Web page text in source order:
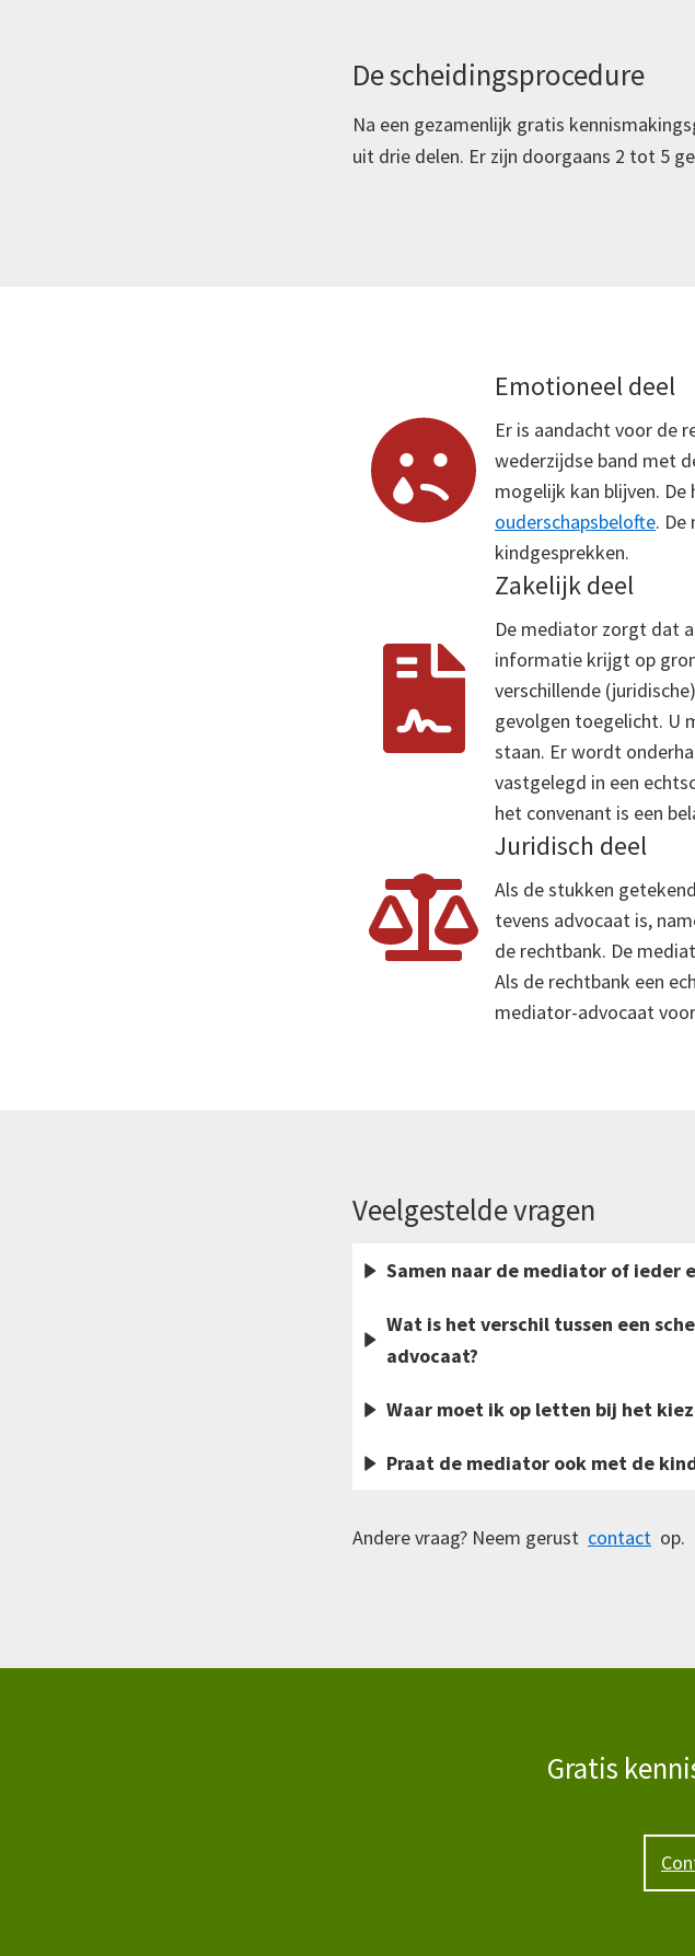
De scheidingsprocedure
Na een gezamenlijk gratis
uit drie delen. Er zijn doorgaans 2 tot 5
Emotioneel deel
Er is aandacht voor de
wederzijdse band met
mogelijk kan blijven.
ouderschapsbelofte.
kindgesprekken.
Zakelijk deel
De mediator zorgt dat
informatie krijgt op
verschillende
gevolgen toegelicht. U
staan. Er wordt
vastgelegd in een
het convenant is een
Juridisch deel
Als de stukken
tevens advocaat is,
de rechtbank. De
Als de rechtbank een
mediator-advocaat
Veelgestelde vragen
Samen naar de mediator of ieder
Wat is het verschil tussen een
advocaat?
Waar moet ik op letten bij het
Praat de mediator ook met de
Andere vraag? Neem gerust contact op.
Gratis